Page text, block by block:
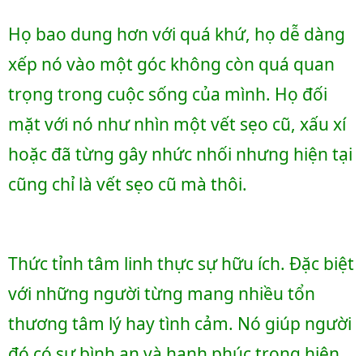
Họ bao dung hơn với quá khứ, họ dễ dàng
xếp nó vào một góc không còn quá quan
trọng trong cuộc sống của mình. Họ đối
mặt với nó như nhìn một vết sẹo cũ, xấu xí
hoặc đã từng gây nhức nhối nhưng hiện tại
cũng chỉ là vết sẹo cũ mà thôi.
Thức tỉnh tâm linh thực sự hữu ích. Đặc biệt
với những người từng mang nhiều tổn
thương tâm lý hay tình cảm. Nó giúp người